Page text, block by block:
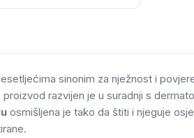
sinonim za nježnost i
razvijen je u suradnji s
osmišljena je tako da štiti i njeguje